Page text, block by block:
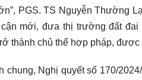
PGS. TS Nguyễn Thường
mới, đưa thị trường đất
thành chủ thể hợp pháp,
chung, Nghị quyết số 170/